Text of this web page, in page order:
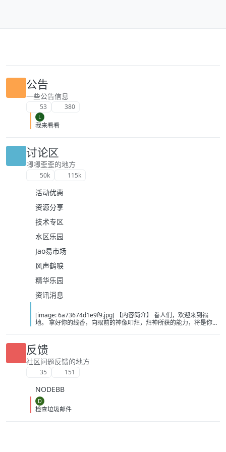
公告
一些公告信息
53 380
L
我来看看
讨论区
唧唧歪歪的地方
50k 115k
活动优惠
资源分享
技术专区
水区乐园
Jao易市场
风声鹤唳
精华乐园
资讯消息
[image: 6a73674d1e9f9.jpg] 【内容简介】 眷人们，欢迎来到福
地。 拿好你的线香，向眼前的神像叩拜，拜神所获的能力，将是你们
悲剧轮回…… 【作者简介】 作者：幻梦猎人，起点中文网作者，代表
作品：《灾厄收容所》《诡异分解指南》《天灾疯人院》《基因收容
所》等 【下载地址】 百度：
https://pan.baidu.com/s/1CTpsB1_Ju5NwzAhO0MvwZQ?pwd=9a1v
夸克：https://pan.quark.cn/s/ffe07719ebb3?pwd=aUYh 移动：
反馈
社区问题反馈的地方
35 151
NODEBB
D
检查垃圾邮件